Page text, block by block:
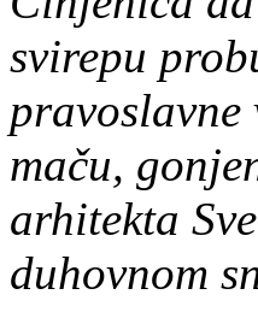
svirepu
maču,
arhitekta
duhovnom